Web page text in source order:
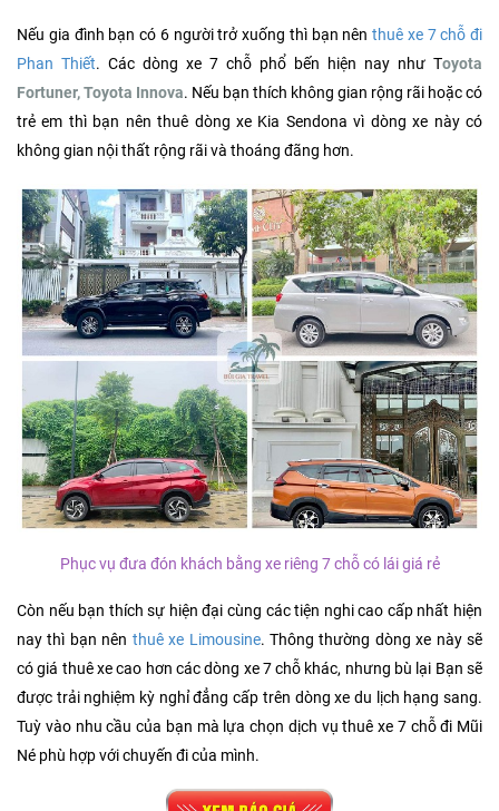
Nếu gia đình bạn có 6 người trở xuống thì bạn nên thuê xe 7 chỗ đi
Phan Thiết. Các dòng xe 7 chỗ phổ bến hiện nay như Toyota
Fortuner, Toyota Innova. Nếu bạn thích không gian rộng rãi hoặc có
trẻ em thì bạn nên thuê dòng xe Kia Sendona vì dòng xe này có
không gian nội thất rộng rãi và thoáng đãng hơn.
Phục vụ đưa đón khách bằng xe riêng 7 chỗ có lái giá rẻ
Còn nếu bạn thích sự hiện đại cùng các tiện nghi cao cấp nhất hiện
nay thì bạn nên thuê xe Limousine. Thông thường dòng xe này sẽ
có giá thuê xe cao hơn các dòng xe 7 chỗ khác, nhưng bù lại Bạn sẽ
được trải nghiệm kỳ nghỉ đẳng cấp trên dòng xe du lịch hạng sang.
Tuỳ vào nhu cầu của bạn mà lựa chọn dịch vụ thuê xe 7 chỗ đi Mũi
Né phù hợp với chuyến đi của mình.